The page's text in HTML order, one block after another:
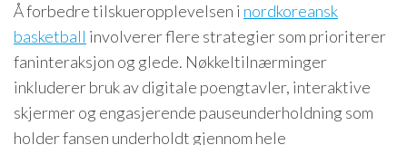
Å forbedre tilskueropplevelsen i nordkoreansk
basketball involverer flere strategier som prioriterer
faninteraksjon og glede. Nøkkeltilnærminger
inkluderer bruk av digitale poengtavler, interaktive
skjermer og engasjerende pauseunderholdning som
holder fansen underholdt gjennom hele